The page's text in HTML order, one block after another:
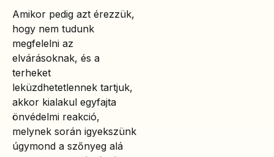
Amikor pedig azt érezzük,
hogy nem tudunk
megfelelni az
elvárásoknak, és a
terheket
leküzdhetetlennek tartjuk,
akkor kialakul egyfajta
önvédelmi reakció,
melynek során igyekszünk
úgymond a szőnyeg alá